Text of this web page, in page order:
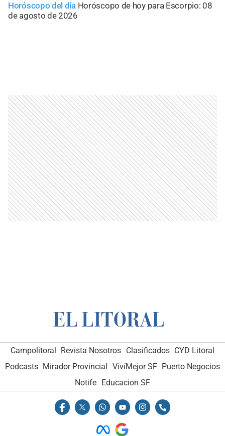
Horóscopo del día Horóscopo de hoy para Escorpio: 08
de agosto de 2026
Campolitoral Revista Nosotros Clasificados CYD Litoral
Podcasts Mirador Provincial VivíMejor SF Puerto Negocios
Notife
Educacion SF